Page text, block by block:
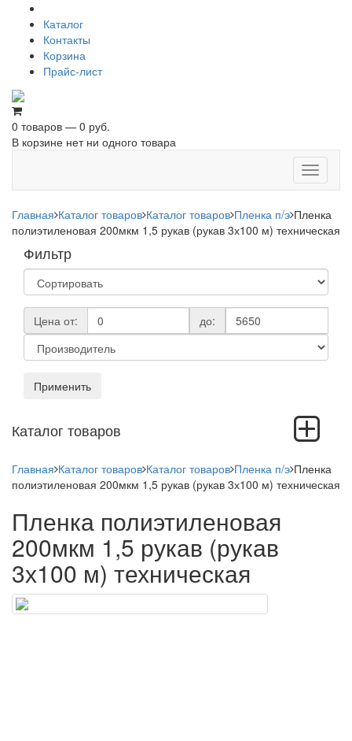
Каталог
Контакты
Корзина
Прайс-лист
0 товаров — 0 руб.
В корзине нет ни одного товара
Toggle
Главная Каталог товаров Каталог товаров Пленка п/э Пленка
полиэтиленовая 200мкм 1,5 рукав (рукав 3х100 м) техническая
Фильтр
Цена от: до:
Применить
Каталог товаров
Toggle
navigation
Главная Каталог товаров Каталог товаров Пленка п/э Пленка
полиэтиленовая 200мкм 1,5 рукав (рукав 3х100 м) техническая
Пленка полиэтиленовая
200мкм 1,5 рукав (рукав
3х100 м) техническая